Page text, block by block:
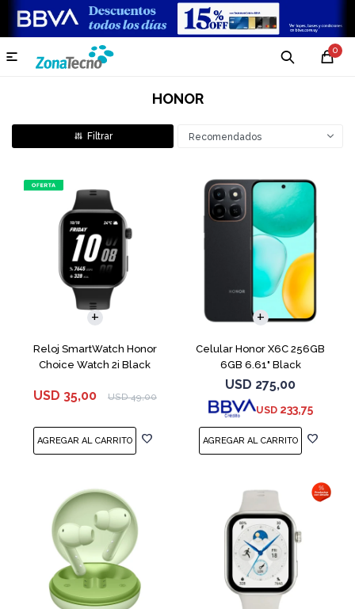
0

HONOR
Recomendados
Reloj SmartWatch Honor
Choice Watch 2i Black
USD 35,00 USD 49,00
Celular Honor X6C 256GB
6GB 6.61" Black
USD 275,00
USD 233,75
COMPARAR